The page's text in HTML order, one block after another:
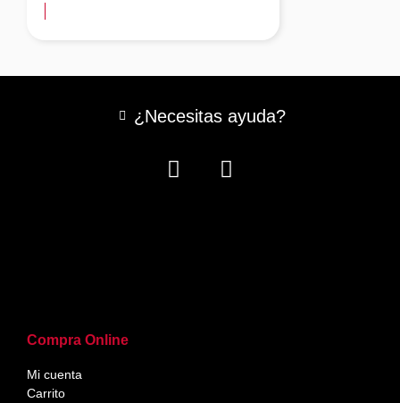
Compra Online
Mi cuenta
Carrito
¿Necesitas ayuda?